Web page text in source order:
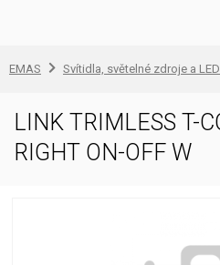
EMAS Svítidla, světelné zdroje a
LINK TRIMLESS T-
RIGHT ON-OFF W